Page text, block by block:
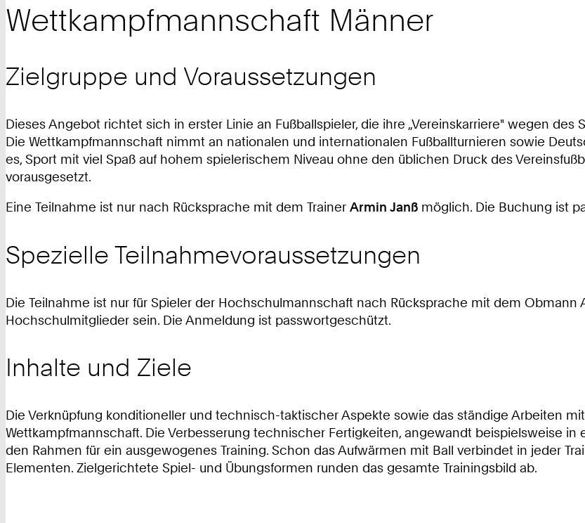
Wettkampfmannschaft Männer
Zielgruppe und Voraussetzungen
Dieses Angebot richtet sich in erster Linie an Fußballspieler, die ihre „Vereinskarriere" wegen
Die Wettkampfmannschaft nimmt an nationalen und internationalen Fußballturnieren sowie
es, Sport mit viel Spaß auf hohem spielerischem Niveau ohne den üblichen Druck des
vorausgesetzt.
Eine Teilnahme ist nur nach Rücksprache mit dem Trainer Armin Janß möglich. Die Buchung ist
Spezielle Teilnahmevoraussetzungen
Die Teilnahme ist nur für Spieler der Hochschulmannschaft nach Rücksprache mit dem Obmann
Hochschulmitglieder sein. Die Anmeldung ist passwortgeschützt.
Inhalte und Ziele
Die Verknüpfung konditioneller und technisch-taktischer Aspekte sowie das ständige Arbeiten
Wettkampfmannschaft. Die Verbesserung technischer Fertigkeiten, angewandt beispielsweise
den Rahmen für ein ausgewogenes Training. Schon das Aufwärmen mit Ball verbindet in jeder
Elementen. Zielgerichtete Spiel- und Übungsformen runden das gesamte Trainingsbild ab.